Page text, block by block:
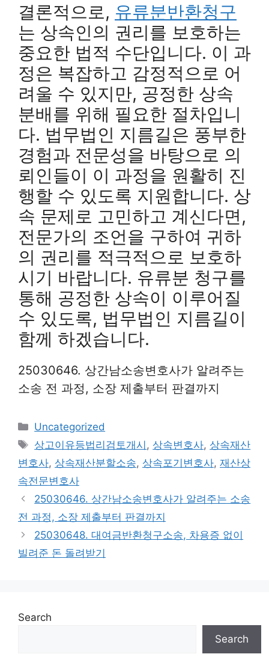
결론적으로, 유류분반환청구
는 상속인의 권리를 보호하는
중요한 법적 수단입니다. 이 과
정은 복잡하고 감정적으로 어
려울 수 있지만, 공정한 상속
분배를 위해 필요한 절차입니
다. 법무법인 지름길은 풍부한
경험과 전문성을 바탕으로 의
뢰인들이 이 과정을 원활히 진
행할 수 있도록 지원합니다. 상
속 문제로 고민하고 계신다면,
전문가의 조언을 구하여 귀하
의 권리를 적극적으로 보호하
시기 바랍니다. 유류분 청구를
통해 공정한 상속이 이루어질
수 있도록, 법무법인 지름길이
함께 하겠습니다.
25030646. 상간남소송변호사가 알려주는
소송 전 과정, 소장 제출부터 판결까지
Categories
Uncategorized
Tags
상고이유등법리검토개시 , 상속변호사, 상속재산
변호사, 상속재산분할소송, 상속포기변호사, 재산상
속전문변호사
25030646. 상간남소송변호사가 알려주는 소송
전 과정, 소장 제출부터 판결까지
25030648. 대여금반환청구소송, 차용증 없이
빌려준 돈 돌려받기
Search
Search